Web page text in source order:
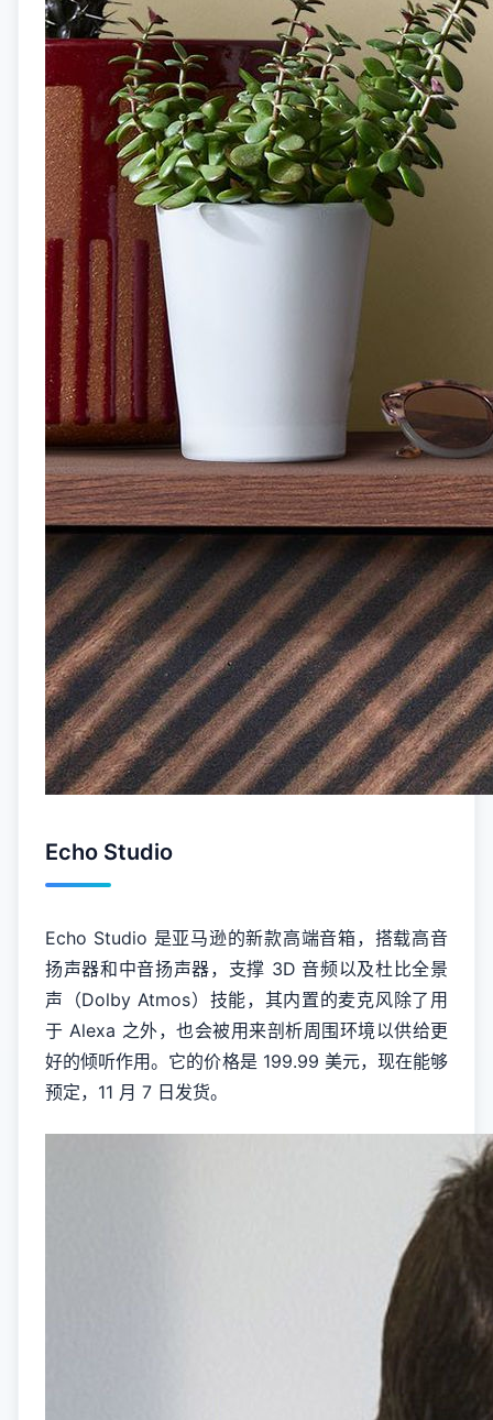
Echo Studio
Echo Studio 是亚马逊的新款高端音箱，搭载高音
扬声器和中音扬声器，支撑 3D 音频以及杜比全景
声（Dolby Atmos）技能，其内置的麦克风除了用
于 Alexa 之外，也会被用来剖析周围环境以供给更
好的倾听作用。它的价格是 199.99 美元，现在能够
预定，11 月 7 日发货。